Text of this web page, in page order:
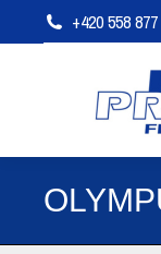
+420 558 877
O